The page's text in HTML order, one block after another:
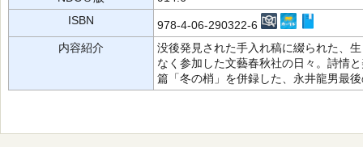
ISBN
978-4-06-290322-6
内容紹介
没後発見された手入れ稿に綴られた、
なく参加した文藝春秋社の日々。詩情
篇「冬の梢」を併録した、永井龍男最